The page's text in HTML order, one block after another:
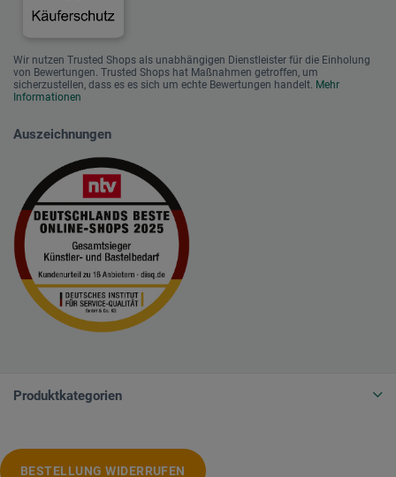
Wir nutzen Trusted Shops als unabhängigen Dienstleister für die Einholung
von Bewertungen. Trusted Shops hat Maßnahmen getroffen, um
sicherzustellen, dass es es sich um echte Bewertungen handelt. Mehr
Informationen
Auszeichnungen
Produktkategorien
BESTELLUNG WIDERRUFEN